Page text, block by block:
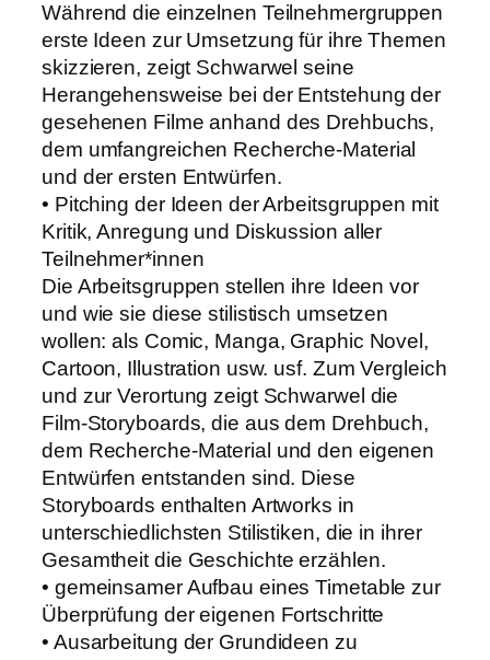
Während die einzelnen Teilnehmergruppen
erste Ideen zur Umsetzung für ihre Themen
skizzieren, zeigt Schwarwel seine
Herangehensweise bei der Entstehung der
gesehenen Filme anhand des Drehbuchs,
dem umfangreichen Recherche-Material
und der ersten Entwürfen.
• Pitching der Ideen der Arbeitsgruppen mit
Kritik, Anregung und Diskussion aller
Teilnehmer*innen
Die Arbeitsgruppen stellen ihre Ideen vor
und wie sie diese stilistisch umsetzen
wollen: als Comic, Manga, Graphic Novel,
Cartoon, Illustration usw. usf. Zum Vergleich
und zur Verortung zeigt Schwarwel die
Film-Storyboards, die aus dem Drehbuch,
dem Recherche-Material und den eigenen
Entwürfen entstanden sind. Diese
Storyboards enthalten Artworks in
unterschiedlichsten Stilistiken, die in ihrer
Gesamtheit die Geschichte erzählen.
• gemeinsamer Aufbau eines Timetable zur
Überprüfung der eigenen Fortschritte
• Ausarbeitung der Grundideen zu